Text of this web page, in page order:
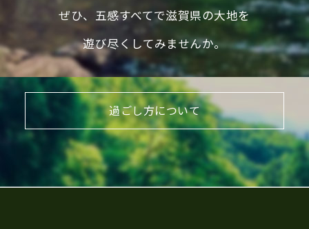
ぜひ、五感すべてで滋賀県の⼤地を
遊び尽くしてみませんか。
過ごし⽅について